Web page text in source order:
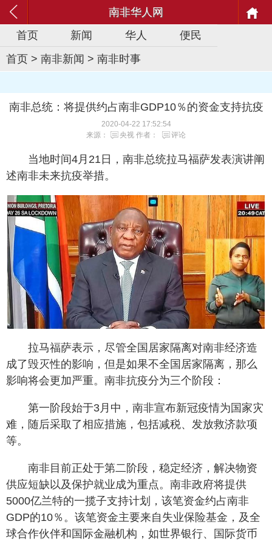
南非华人网
首页
新闻 华人
便民
首页 > 南非新闻 > 南非时事
南非总统：将提供约占南非GDP10％的资金支持抗疫
2020-04-22 17:52:54
来源：
央视 作者： 评论
当地时间4月21日，南非总统拉马福萨发表演讲阐
述南非未来抗疫举措。
拉马福萨表示，尽管全国居家隔离对南非经济造
成了毁灭性的影响，但是如果不全国居家隔离，那么
影响将会更加严重。南非抗疫分为三个阶段：
第一阶段始于3月中，南非宣布新冠疫情为国家灾
难，随后采取了相应措施，包括减税、发放救济款项
等。
南非目前正处于第二阶段，稳定经济，解决物资
供应短缺以及保护就业成为重点。南非政府将提供
5000亿兰特的一揽子支持计划，该笔资金约占南非
GDP的10％。该笔资金主要来自失业保险基金，及全
球合作伙伴和国际金融机构，如世界银行、国际货币